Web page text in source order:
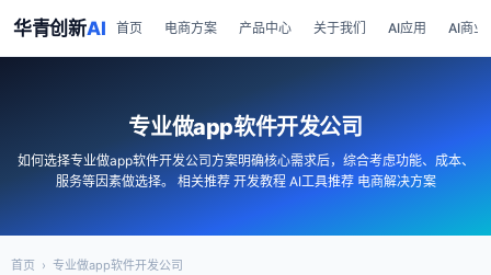
华青创新AI 首页 电商方案 产品中心 关于我们 AI应用 AI商业
专业做app软件开发公司
如何选择专业做app软件开发公司方案明确核心需求后，综合考虑功能、成本、
服务等因素做选择。 相关推荐 开发教程 AI工具推荐 电商解决方案
首页 › 专业做app软件开发公司